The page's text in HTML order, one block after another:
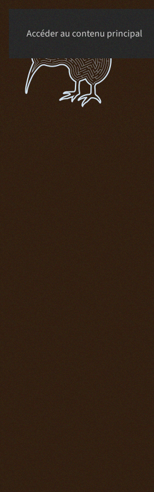
Accéder au contenu principal